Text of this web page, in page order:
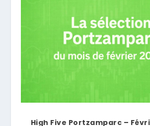
High Five Portzamparc –